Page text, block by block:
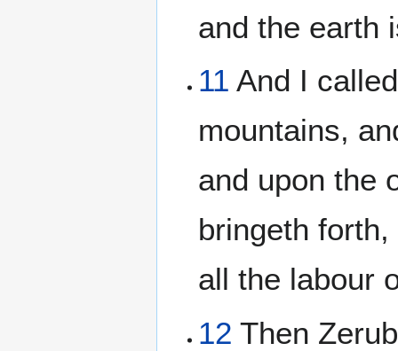
and the earth
11 And I
mountains,
and upon the
bringeth
all the labour
12 Then